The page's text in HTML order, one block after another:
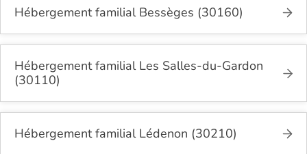
Hébergement familial Bessèges (30160)
Hébergement familial Les Salles-du-Gardon
(30110)
Hébergement familial Lédenon (30210)